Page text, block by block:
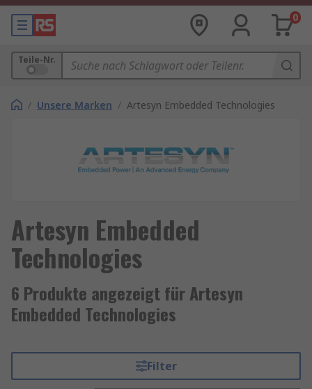
0
Teile-Nr.
/ Unsere Marken / Artesyn Embedded Technologies
Artesyn Embedded
Technologies
6 Produkte angezeigt für Artesyn
Embedded Technologies
Filter